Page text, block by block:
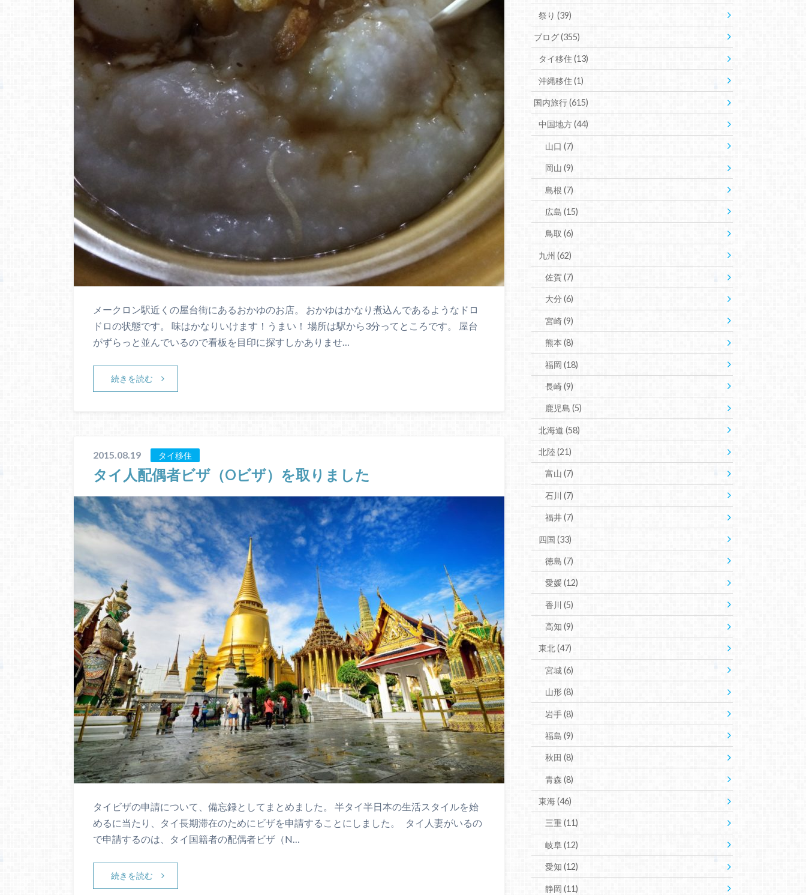
メークロン駅近くの屋台街にあるおかゆのお店。 おかゆはかなり煮込んであるようなドロ
ドロの状態です。 味はかなりいけます！うまい！ 場所は駅から3分ってところです。 屋台
がずらっと並んでいるので看板を目印に探すしかありませ…
続きを読む
2015.08.19 タイ移住
タイ人配偶者ビザ（Oビザ）を取りました
タイビザの申請について、備忘録としてまとめました。 半タイ半日本の生活スタイルを始
めるに当たり、タイ長期滞在のためにビザを申請することにしました。 タイ人妻がいるの
で申請するのは、タイ国籍者の配偶者ビザ（N…
続きを読む
祭り (39)
ブログ(355)
タイ移住 (13)
沖縄移住 (1)
国内旅行(615)
中国地方(44)
山口(7)
岡山(9)
島根(7)
広島(15)
鳥取(6)
九州 (62)
佐賀(7)
大分(6)
宮崎(9)
熊本(8)
福岡(18)
長崎(9)
鹿児島(5)
北海道 (58)
北陸(21)
富山(7)
石川(7)
福井(7)
四国 (33)
徳島(7)
愛媛(12)
香川(5)
高知(9)
東北(47)
宮城(6)
山形(8)
岩手(8)
福島(9)
秋田(8)
青森(8)
東海(46)
三重(11)
岐阜(12)
愛知(12)
静岡(11)